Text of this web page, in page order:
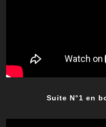
Suite N°1 en